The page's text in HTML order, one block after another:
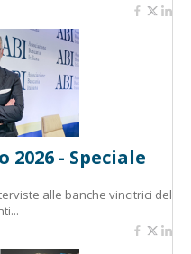
- Speciale
alle banche vincitrici del